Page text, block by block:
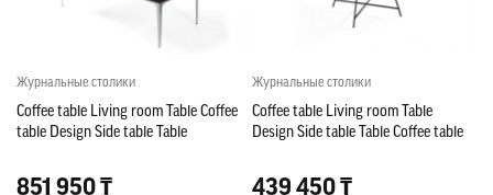
Журнальные столики
Coffee table Living room Table Coffee
table Design Side table Table
851 950 ₸
Журнальные столики
Coffee table Living room Table
Design Side table Table Coffee table
439 450 ₸